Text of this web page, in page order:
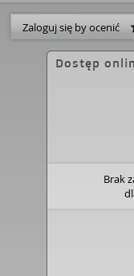
Zaloguj się by ocenić
Dostęp
Brak